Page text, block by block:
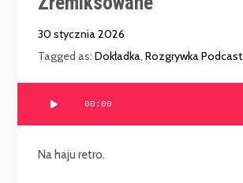
30 stycznia 2026
Tagged as:Dokładka,Rozgrywka Podcast
00:00
Na haju retro.